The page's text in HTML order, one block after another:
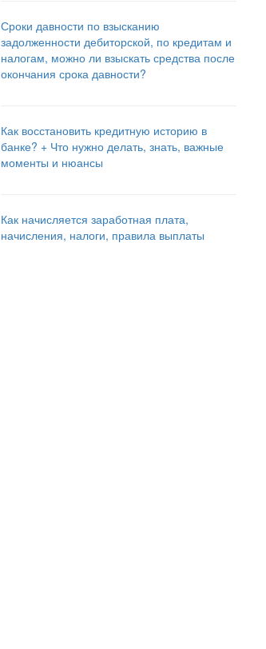
Сроки давности по взысканию
задолженности дебиторской, по кредитам и
налогам, можно ли взыскать средства после
окончания срока давности?
Как восстановить кредитную историю в
банке? + Что нужно делать, знать, важные
моменты и нюансы
Как начисляется заработная плата,
начисления, налоги, правила выплаты